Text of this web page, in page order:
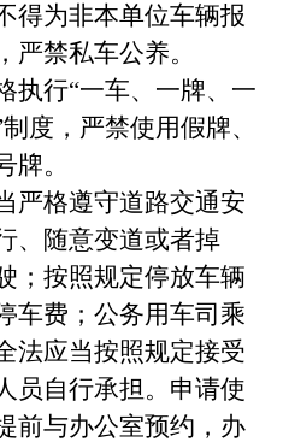
得为非本单位车辆报
严禁私车公养。
行“一车、一牌、一
度，严禁使用假牌、
牌。
格遵守道路交通安
、随意变道或者掉
；按照规定停放车辆
车费；公务用车司乘
法应当按照规定接受
员自行承担。申请使
前与办公室预约，办